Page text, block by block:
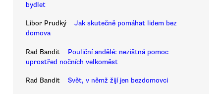
bydlet
Libor Prudký
Jak skutečně pomáhat lidem bez
domova
Rad Bandit
Pouliční andělé: nezištná pomoc
uprostřed nočních velkoměst
Rad Bandit Svět, v němž žijí jen bezdomovci